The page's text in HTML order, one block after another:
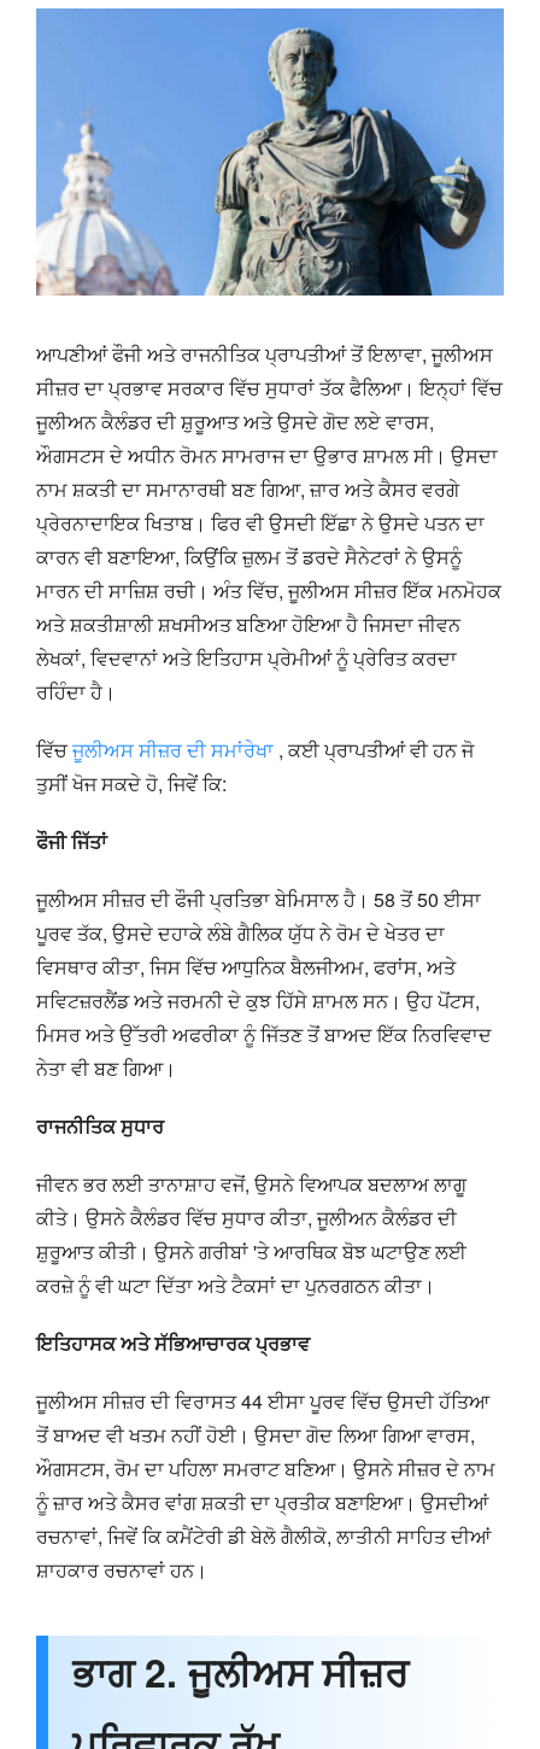
ਆਪਣੀਆਂ ਫੌਜੀ ਅਤੇ ਰਾਜਨੀਤਿਕ ਪ੍ਰਾਪਤੀਆਂ ਤੋਂ ਇਲਾਵਾ, ਜੂਲੀਅਸ
ਸੀਜ਼ਰ ਦਾ ਪ੍ਰਭਾਵ ਸਰਕਾਰ ਵਿੱਚ ਸੁਧਾਰਾਂ ਤੱਕ ਫੈਲਿਆ। ਇਨ੍ਹਾਂ ਵਿੱਚ
ਜੂਲੀਅਨ ਕੈਲੰਡਰ ਦੀ ਸ਼ੁਰੂਆਤ ਅਤੇ ਉਸਦੇ ਗੋਦ ਲਏ ਵਾਰਸ,
ਔਗਸਟਸ ਦੇ ਅਧੀਨ ਰੋਮਨ ਸਾਮਰਾਜ ਦਾ ਉਭਾਰ ਸ਼ਾਮਲ ਸੀ। ਉਸਦਾ
ਨਾਮ ਸ਼ਕਤੀ ਦਾ ਸਮਾਨਾਰਥੀ ਬਣ ਗਿਆ, ਜ਼ਾਰ ਅਤੇ ਕੈਸਰ ਵਰਗੇ
ਪ੍ਰੇਰਨਾਦਾਇਕ ਖਿਤਾਬ। ਫਿਰ ਵੀ ਉਸਦੀ ਇੱਛਾ ਨੇ ਉਸਦੇ ਪਤਨ ਦਾ
ਕਾਰਨ ਵੀ ਬਣਾਇਆ, ਕਿਉਂਕਿ ਜ਼ੁਲਮ ਤੋਂ ਡਰਦੇ ਸੈਨੇਟਰਾਂ ਨੇ ਉਸਨੂੰ
ਮਾਰਨ ਦੀ ਸਾਜ਼ਿਸ਼ ਰਚੀ। ਅੰਤ ਵਿੱਚ, ਜੂਲੀਅਸ ਸੀਜ਼ਰ ਇੱਕ ਮਨਮੋਹਕ
ਅਤੇ ਸ਼ਕਤੀਸ਼ਾਲੀ ਸ਼ਖਸੀਅਤ ਬਣਿਆ ਹੋਇਆ ਹੈ ਜਿਸਦਾ ਜੀਵਨ
ਲੇਖਕਾਂ, ਵਿਦਵਾਨਾਂ ਅਤੇ ਇਤਿਹਾਸ ਪ੍ਰੇਮੀਆਂ ਨੂੰ ਪ੍ਰੇਰਿਤ ਕਰਦਾ
ਰਹਿੰਦਾ ਹੈ।
ਵਿੱਚਜੂਲੀਅਸ ਸੀਜ਼ਰ ਦੀ ਸਮਾਂਰੇਖਾ , ਕਈ ਪ੍ਰਾਪਤੀਆਂ ਵੀ ਹਨ ਜੋ
ਤੁਸੀਂ ਖੋਜ ਸਕਦੇ ਹੋ, ਜਿਵੇਂ ਕਿ:
ਫੌਜੀ ਜਿੱਤਾਂ
ਜੂਲੀਅਸ ਸੀਜ਼ਰ ਦੀ ਫੌਜੀ ਪ੍ਰਤਿਭਾ ਬੇਮਿਸਾਲ ਹੈ। 58 ਤੋਂ 50 ਈਸਾ
ਪੂਰਵ ਤੱਕ, ਉਸਦੇ ਦਹਾਕੇ ਲੰਬੇ ਗੈਲਿਕ ਯੁੱਧ ਨੇ ਰੋਮ ਦੇ ਖੇਤਰ ਦਾ
ਵਿਸਥਾਰ ਕੀਤਾ, ਜਿਸ ਵਿੱਚ ਆਧੁਨਿਕ ਬੈਲਜੀਅਮ, ਫਰਾਂਸ, ਅਤੇ
ਸਵਿਟਜ਼ਰਲੈਂਡ ਅਤੇ ਜਰਮਨੀ ਦੇ ਕੁਝ ਹਿੱਸੇ ਸ਼ਾਮਲ ਸਨ। ਉਹ ਪੋਂਟਸ,
ਮਿਸਰ ਅਤੇ ਉੱਤਰੀ ਅਫਰੀਕਾ ਨੂੰ ਜਿੱਤਣ ਤੋਂ ਬਾਅਦ ਇੱਕ ਨਿਰਵਿਵਾਦ
ਨੇਤਾ ਵੀ ਬਣ ਗਿਆ।
ਰਾਜਨੀਤਿਕ ਸੁਧਾਰ
ਜੀਵਨ ਭਰ ਲਈ ਤਾਨਾਸ਼ਾਹ ਵਜੋਂ, ਉਸਨੇ ਵਿਆਪਕ ਬਦਲਾਅ ਲਾਗੂ
ਕੀਤੇ। ਉਸਨੇ ਕੈਲੰਡਰ ਵਿੱਚ ਸੁਧਾਰ ਕੀਤਾ, ਜੂਲੀਅਨ ਕੈਲੰਡਰ ਦੀ
ਸ਼ੁਰੂਆਤ ਕੀਤੀ। ਉਸਨੇ ਗਰੀਬਾਂ 'ਤੇ ਆਰਥਿਕ ਬੋਝ ਘਟਾਉਣ ਲਈ
ਕਰਜ਼ੇ ਨੂੰ ਵੀ ਘਟਾ ਦਿੱਤਾ ਅਤੇ ਟੈਕਸਾਂ ਦਾ ਪੁਨਰਗਠਨ ਕੀਤਾ।
ਇਤਿਹਾਸਕ ਅਤੇ ਸੱਭਿਆਚਾਰਕ ਪ੍ਰਭਾਵ
ਜੂਲੀਅਸ ਸੀਜ਼ਰ ਦੀ ਵਿਰਾਸਤ 44 ਈਸਾ ਪੂਰਵ ਵਿੱਚ ਉਸਦੀ ਹੱਤਿਆ
ਤੋਂ ਬਾਅਦ ਵੀ ਖਤਮ ਨਹੀਂ ਹੋਈ। ਉਸਦਾ ਗੋਦ ਲਿਆ ਗਿਆ ਵਾਰਸ,
ਔਗਸਟਸ, ਰੋਮ ਦਾ ਪਹਿਲਾ ਸਮਰਾਟ ਬਣਿਆ। ਉਸਨੇ ਸੀਜ਼ਰ ਦੇ ਨਾਮ
ਨੂੰ ਜ਼ਾਰ ਅਤੇ ਕੈਸਰ ਵਾਂਗ ਸ਼ਕਤੀ ਦਾ ਪ੍ਰਤੀਕ ਬਣਾਇਆ। ਉਸਦੀਆਂ
ਰਚਨਾਵਾਂ, ਜਿਵੇਂ ਕਿ ਕਮੈਂਟੇਰੀ ਡੀ ਬੇਲੋ ਗੈਲੀਕੋ, ਲਾਤੀਨੀ ਸਾਹਿਤ ਦੀਆਂ
ਸ਼ਾਹਕਾਰ ਰਚਨਾਵਾਂ ਹਨ।
ਭਾਗ 2. ਜੂਲੀਅਸ ਸੀਜ਼ਰ